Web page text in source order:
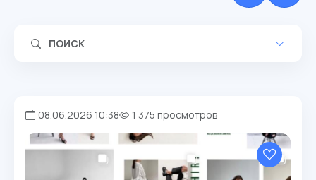
ПОИСК
08.06.2026 10:38 1 375 просмотров